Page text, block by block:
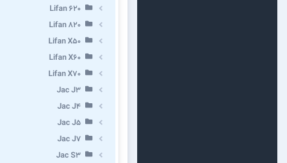
Lifan 620
Lifan 820
Lifan X50
Lifan X60
Lifan X70
Jac J3
Jac J4
Jac J5
Jac J7
Jac S3